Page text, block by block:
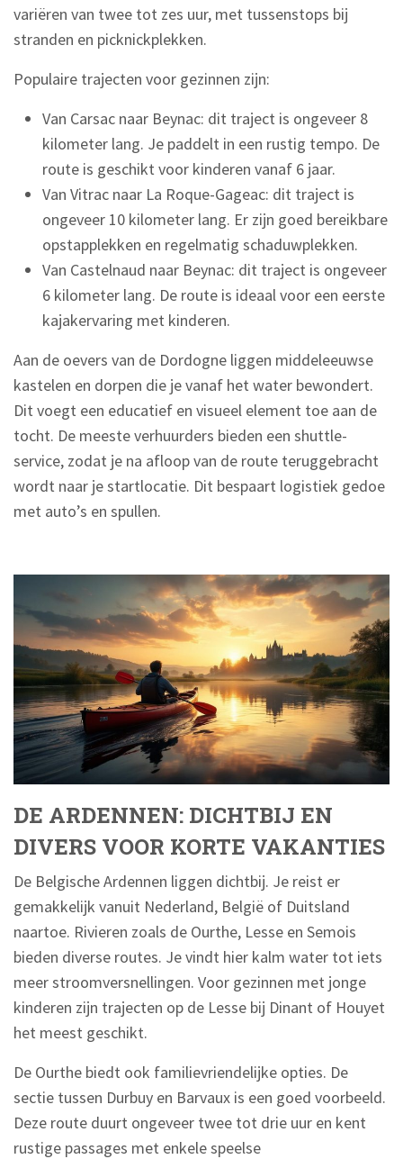
variëren van twee tot zes uur, met tussenstops bij
stranden en picknickplekken.
Populaire trajecten voor gezinnen zijn:
Van Carsac naar Beynac: dit traject is ongeveer 8
kilometer lang. Je paddelt in een rustig tempo. De
route is geschikt voor kinderen vanaf 6 jaar.
Van Vitrac naar La Roque-Gageac: dit traject is
ongeveer 10 kilometer lang. Er zijn goed bereikbare
opstapplekken en regelmatig schaduwplekken.
Van Castelnaud naar Beynac: dit traject is ongeveer
6 kilometer lang. De route is ideaal voor een eerste
kajakervaring met kinderen.
Aan de oevers van de Dordogne liggen middeleeuwse
kastelen en dorpen die je vanaf het water bewondert.
Dit voegt een educatief en visueel element toe aan de
tocht. De meeste verhuurders bieden een shuttle-
service, zodat je na afloop van de route teruggebracht
wordt naar je startlocatie. Dit bespaart logistiek gedoe
met auto’s en spullen.
DE ARDENNEN: DICHTBIJ EN
DIVERS VOOR KORTE VAKANTIES
De Belgische Ardennen liggen dichtbij. Je reist er
gemakkelijk vanuit Nederland, België of Duitsland
naartoe. Rivieren zoals de Ourthe, Lesse en Semois
bieden diverse routes. Je vindt hier kalm water tot iets
meer stroomversnellingen. Voor gezinnen met jonge
kinderen zijn trajecten op de Lesse bij Dinant of Houyet
het meest geschikt.
De Ourthe biedt ook familievriendelijke opties. De
sectie tussen Durbuy en Barvaux is een goed voorbeeld.
Deze route duurt ongeveer twee tot drie uur en kent
rustige passages met enkele speelse